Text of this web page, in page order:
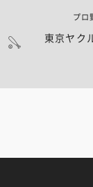
東京ヤク
プ